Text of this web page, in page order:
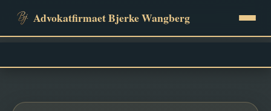
Advokatfirmaet Bjerke Wangberg
Tjenester